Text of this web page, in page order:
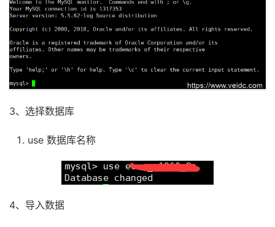
3、选择数据库
use 数据库名称
4、导入数据